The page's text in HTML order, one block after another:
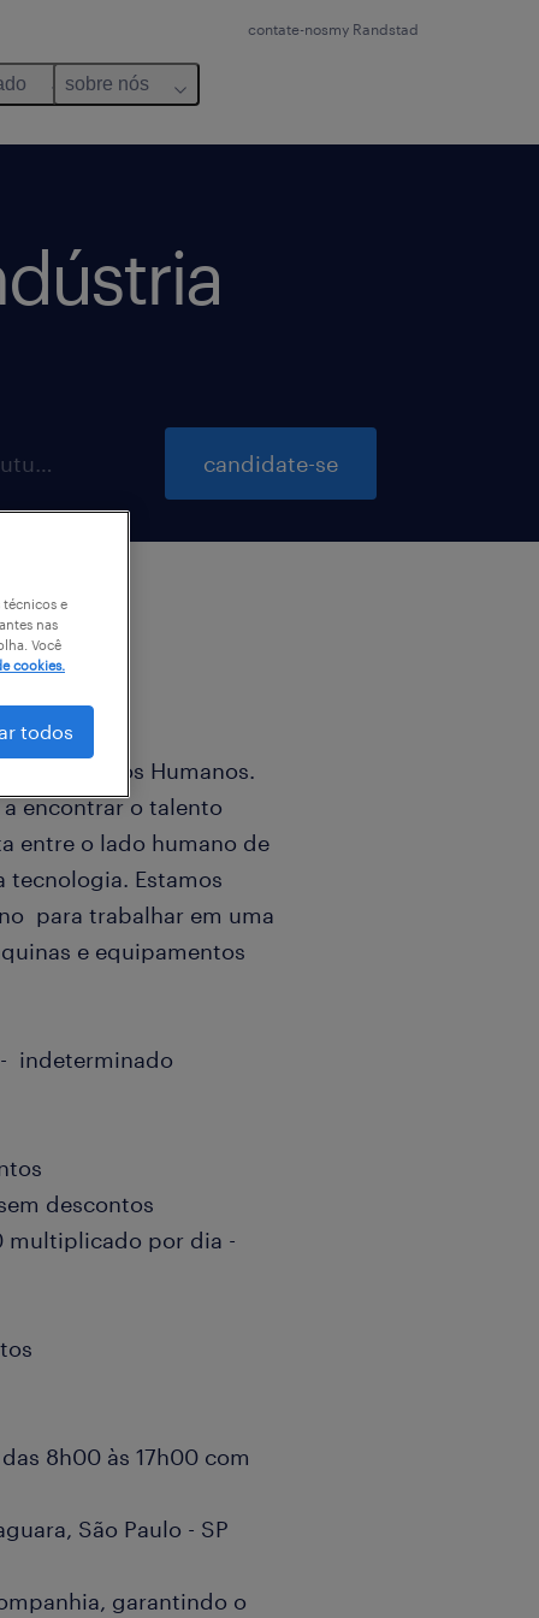
contate-nosmy Randstad
sobre nós
inscrições para essa vaga até 21 outubro 2026 candidate-se
de Recursos Humanos.
encontrar o talento
entre o lado humano de
tecnologia. Estamos
para trabalhar em uma
e equipamentos
indeterminado
descontos
multiplicado por dia -
8h00 às 17h00 com
São Paulo - SP
garantindo o
técnicos e
nas
Você
cookies.
todos